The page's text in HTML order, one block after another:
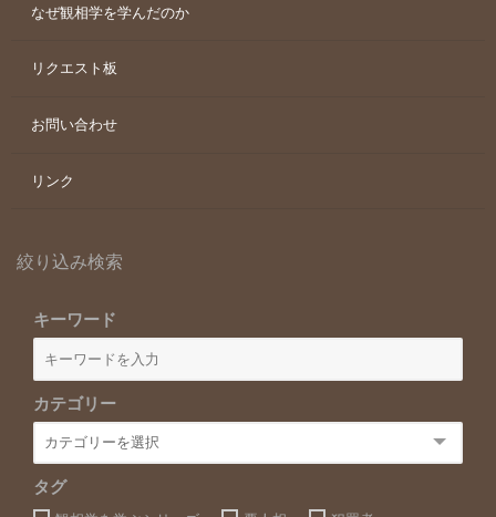
なぜ観相学を学んだのか
リクエスト板
お問い合わせ
リンク
絞り込み検索
キーワード
カテゴリー
タグ